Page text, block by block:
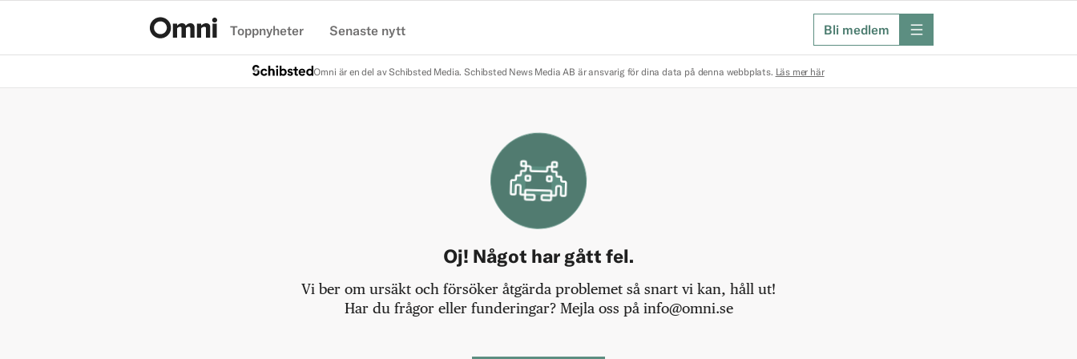
Toppnyheter Senaste nytt Bli medlem meny
Omni är en del av Schibsted Media. Schibsted News Media AB är ansvarig för dina data på denna webbplats. Läs mer här
Oj! Något har gått fel.
Vi ber om ursäkt och försöker åtgärda problemet så snart vi kan, håll ut!
Har du frågor eller funderingar? Mejla oss på info@omni.se